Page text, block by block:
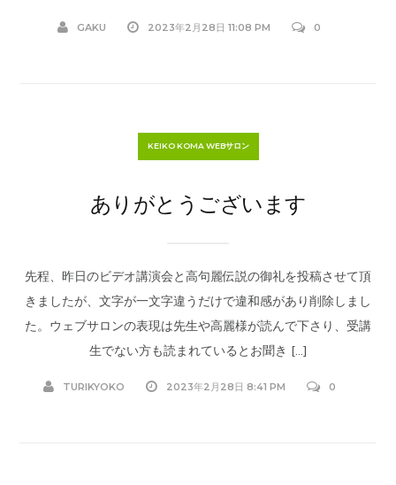
GAKU 2023年2月28日 11:08 PM 0
KEIKO KOMA WEBサロン
ありがとうございます
先程、昨日のビデオ講演会と高句麗伝説の御礼を投稿させて頂
きましたが、文字が一文字違うだけで違和感があり削除しまし
た。ウェブサロンの表現は先生や高麗様が読んで下さり、受講
生でない方も読まれているとお聞き […]
TURIKYOKO 2023年2月28日 8:41 PM 0